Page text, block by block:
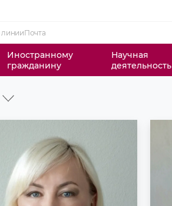
линииПочта
Иностранному
гражданину
Научная
деятельность